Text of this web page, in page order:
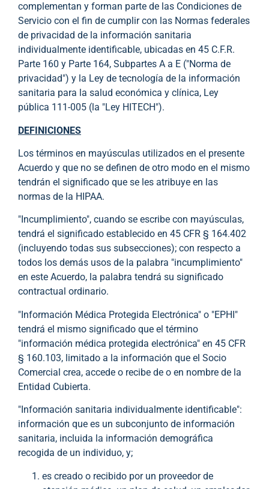
complementan y forman parte de las Condiciones de
Servicio con el fin de cumplir con las Normas federales
de privacidad de la información sanitaria
individualmente identificable, ubicadas en 45 C.F.R.
Parte 160 y Parte 164, Subpartes A a E ("Norma de
privacidad") y la Ley de tecnología de la información
sanitaria para la salud económica y clínica, Ley
pública 111-005 (la "Ley HITECH").
DEFINICIONES
Los términos en mayúsculas utilizados en el presente
Acuerdo y que no se definen de otro modo en el mismo
tendrán el significado que se les atribuye en las
normas de la HIPAA.
"Incumplimiento", cuando se escribe con mayúsculas,
tendrá el significado establecido en 45 CFR § 164.402
(incluyendo todas sus subsecciones); con respecto a
todos los demás usos de la palabra "incumplimiento"
en este Acuerdo, la palabra tendrá su significado
contractual ordinario.
"Información Médica Protegida Electrónica" o "EPHI"
tendrá el mismo significado que el término
"información médica protegida electrónica" en 45 CFR
§ 160.103, limitado a la información que el Socio
Comercial crea, accede o recibe de o en nombre de la
Entidad Cubierta.
"Información sanitaria individualmente identificable":
información que es un subconjunto de información
sanitaria, incluida la información demográfica
recogida de un individuo, y;
es creado o recibido por un proveedor de